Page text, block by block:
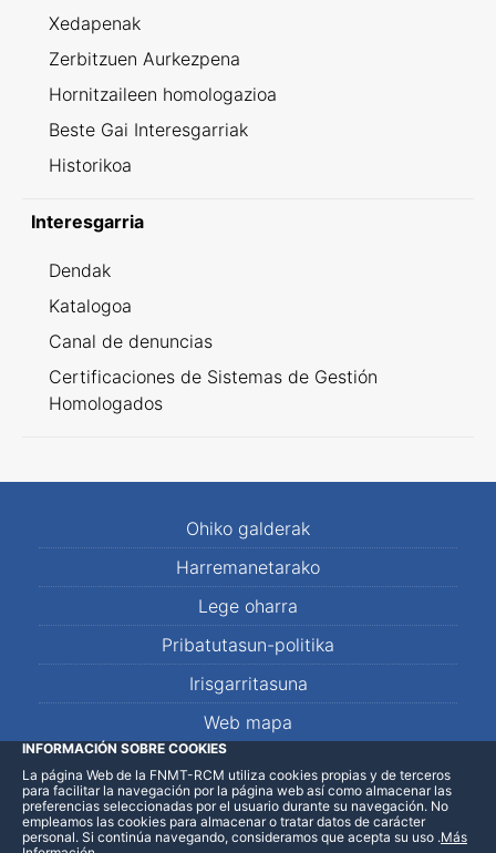
Xedapenak
Zerbitzuen Aurkezpena
Hornitzaileen homologazioa
Beste Gai Interesgarriak
Historikoa
Interesgarria
Dendak
Katalogoa
Canal de denuncias
Certificaciones de Sistemas de Gestión
Homologados
Ohiko galderak
Harremanetarako
Lege oharra
Pribatutasun-politika
Irisgarritasuna
Web mapa
LinkedInFacebookWhatsApp
INFORMACIÓN SOBRE COOKIES
La página Web de la FNMT-RCM utiliza cookies propias y de terceros
para facilitar la navegación por la página web así como almacenar las
preferencias seleccionadas por el usuario durante su navegación. No
empleamos las cookies para almacenar o tratar datos de carácter
personal. Si continúa navegando, consideramos que acepta su uso .Más